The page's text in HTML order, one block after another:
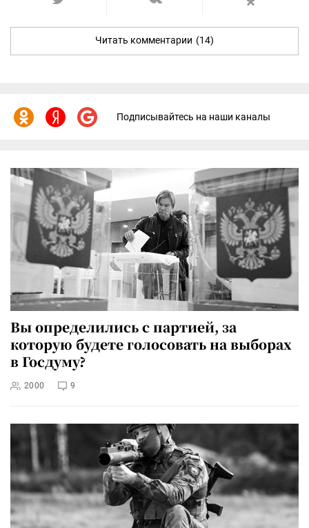
Читать комментарии (14)
Подписывайтесь на наши каналы
Вы определились с партией, за
которую будете голосовать на выборах
в Госдуму?
2000 9